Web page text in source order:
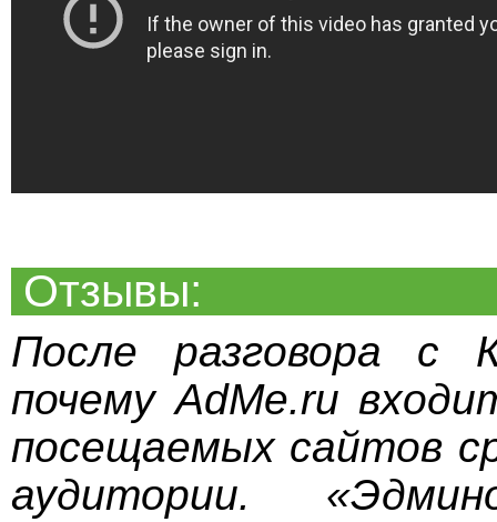
Отзывы:
После разговора с
почему AdMe.ru
посещаемых сайтов
аудитории.